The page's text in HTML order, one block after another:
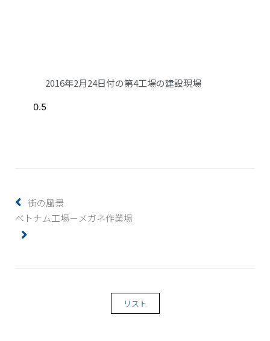
2016年2月24日付の第4工場の建設現場
街の風景
ベトナム工場－メガネ作業場
リスト